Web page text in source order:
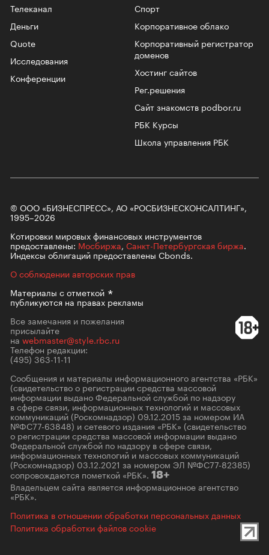
Телеканал
Спорт
Корпоративное облако
Корпоративный регистратор
доменов
Хостинг сайтов
Рег.решения
Сайт знакомств podbor.ru
РБК Курсы
Школа управления РБК
Деньги
Quote
Исследования
Конференции
© ООО «БИЗНЕСПРЕСС», АО «РОСБИЗНЕСКОНСАЛТИНГ»,
1995–2026
Котировки мировых финансовых инструментов
предоставлены: Мосбиржа, Санкт-Петербургская биржа.
Индексы облигаций предоставлены Cbonds.
О соблюдении авторских прав
Материалы сотметкой
публикуются на правах рекламы
Все замечания и пожелания
присылайте
на webmaster@style.rbc.ru
Телефон редакции:
(495) 363-11-11
Сообщения и материалы информационного агентства «РБК»
(свидетельство о регистрации средства массовой
информации выдано Федеральной службой по надзору
в сфере связи, информационных технологий и массовых
коммуникаций (Роскомнадзор) 09.12.2015 за номером ИА
№ФС77-63848) и сетевого издания «РБК» (свидетельство
о регистрации средства массовой информации выдано
Федеральной службой по надзору в сфере связи,
информационных технологий и массовых коммуникаций
(Роскомнадзор) 03.12.2021 за номером ЭЛ №ФС77-82385)
сопровождаются пометкой «РБК». 18+
Владельцем сайта является информационное агентство
«РБК».
Политика в отношении обработки персональных данных
Политика обработки файлов cookie